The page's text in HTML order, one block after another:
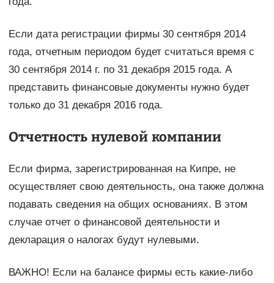
Если дата регистрации фирмы 30 сентября 2014
года, отчетным периодом будет считаться время с
30 сентября 2014 г. по 31 декабря 2015 года. А
представить финансовые документы нужно будет
только до 31 декабря 2016 года.
Отчетность нулевой компании
Если фирма, зарегистрированная на Кипре, не
осуществляет свою деятельность, она также должна
подавать сведения на общих основаниях. В этом
случае отчет о финансовой деятельности и
декларация о налогах будут нулевыми.
ВАЖНО! Если на балансе фирмы есть какие-либо